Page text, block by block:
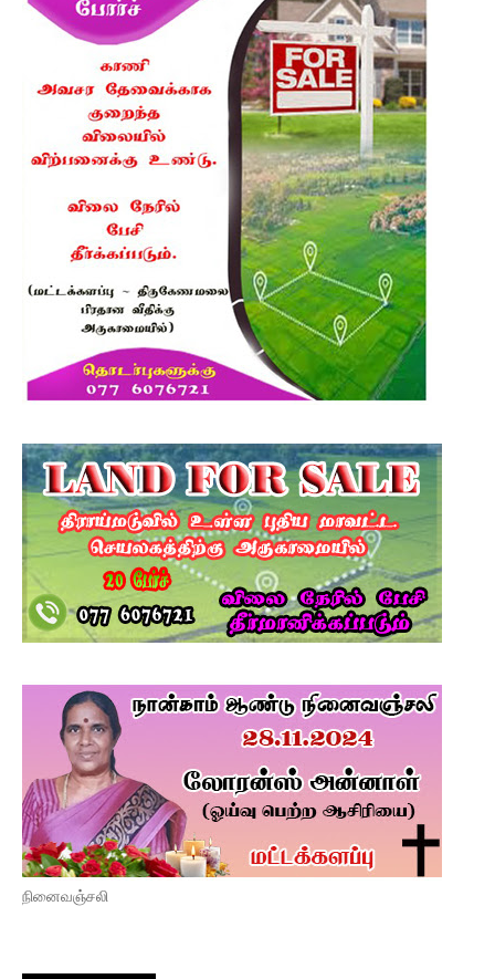
நினைவஞ்சலி